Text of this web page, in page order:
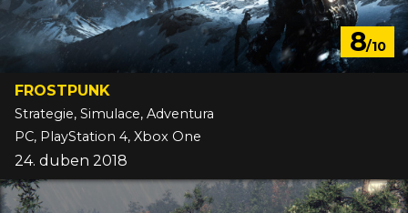
8/10
FROSTPUNK
Strategie, Simulace, Adventura
PC, PlayStation 4, Xbox One
24. duben 2018